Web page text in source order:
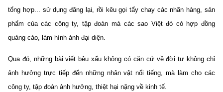
tổng hợp... sử dụng đăng lại, rồi kêu gọi tẩy chay các nhãn hàng, sản
phẩm của các công ty, tập đoàn mà các sao Việt đó có hợp đồng
quảng cáo, làm hình ảnh đại diện.
Qua đó, những bài viết bêu xấu không có căn cứ về đời tư không chỉ
ảnh hưởng trực tiếp đến những nhân vật nổi tiếng, mà làm cho các
công ty, tập đoàn ảnh hưởng, thiệt hại nặng về kinh tế.